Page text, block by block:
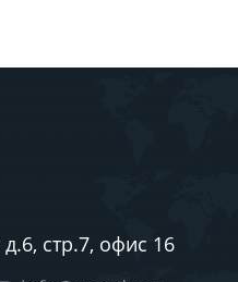
стр.7, офис 16